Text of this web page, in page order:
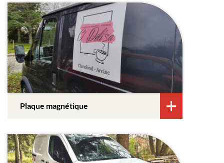
Plaque magnétique